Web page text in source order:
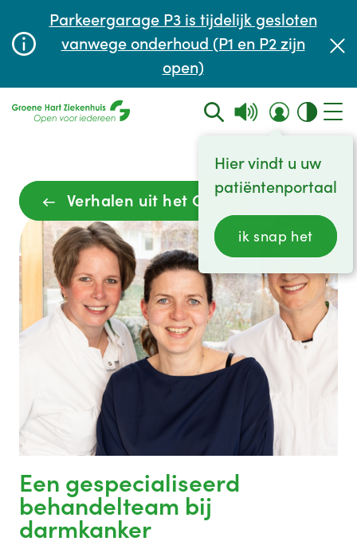
Parkeergarage P3 is tijdelijk gesloten
vanwege onderhoud (P1 en P2 zijn
open)
Hier vindt u uw
patiëntenportaal
ik snap het
Wachttijden
Verhalen uit het GHZ
Een gespecialiseerd
behandelteam bij
darmkanker